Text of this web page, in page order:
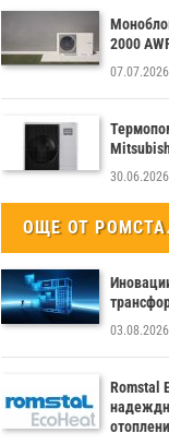
2000
07.07.2026
30.06.2026
ОЩЕ ОТ
03.08.2026
Romstal